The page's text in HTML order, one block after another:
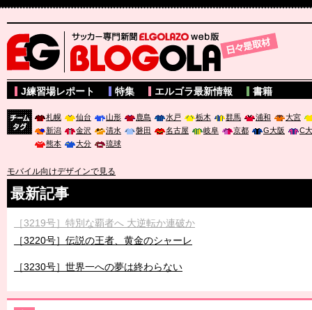
サッカー専門新聞ELGOLAZO web版 BLOGOLA
J練習場レポート 特集 エルゴラ最新情報 書籍
札幌 仙台 山形 鹿島 水戸 栃木 群馬 浦和
大宮
新潟
金沢 清水 磐田 名古屋 岐阜 京都 G大阪
C
熊本
大分 琉球
モバイル向けデザインで見る
最新記事
［3219号］特別な覇者へ 大逆転か連破か
［3220号］伝説の王者、黄金のシャーレ
［3230号］世界一への夢は終わらない
［3223号］一丸。日本出陣